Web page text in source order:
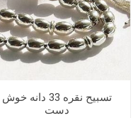
تسبیح نقره 33 دانه خوش
دست